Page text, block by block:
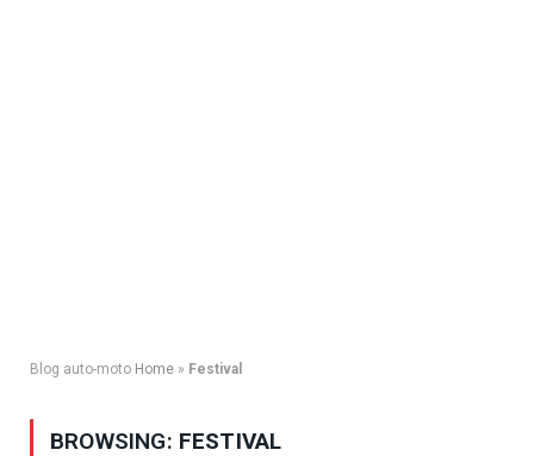
Blog auto-moto Home » Festival
BROWSING: FESTIVAL